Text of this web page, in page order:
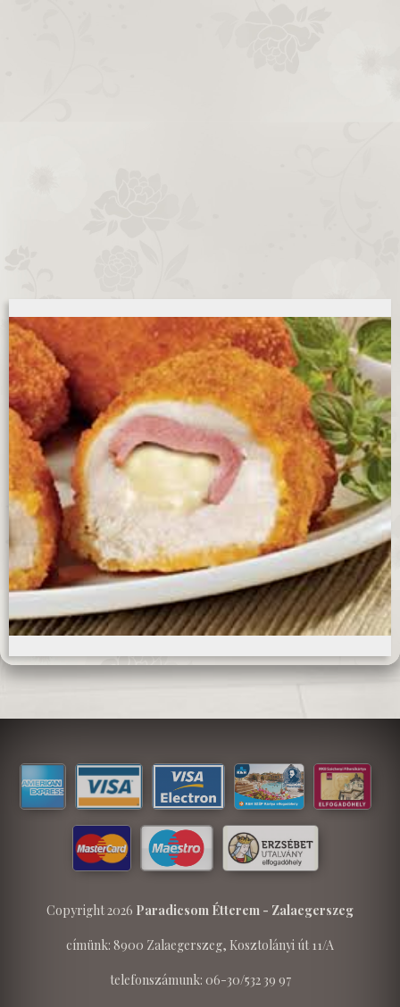
Copyright 2026 Paradicsom Étterem - Zalaegerszeg
címünk: 8900 Zalaegerszeg, Kosztolányi út 11/A
telefonszámunk: 06-30/532 39 97